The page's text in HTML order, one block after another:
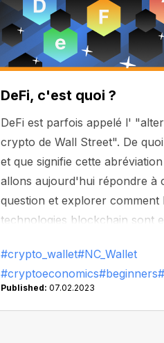
DeFi, c'est quoi ?
DeFi est parfois appelé l'
crypto de Wall Street". De
et que signifie cette
allons aujourd'hui répondre à
question et explorer comment
technologies blockchain sont
services financiers.
#crypto_wallet#NC_Wallet
#cryptoeconomics#beginners
Published: 07.02.2023